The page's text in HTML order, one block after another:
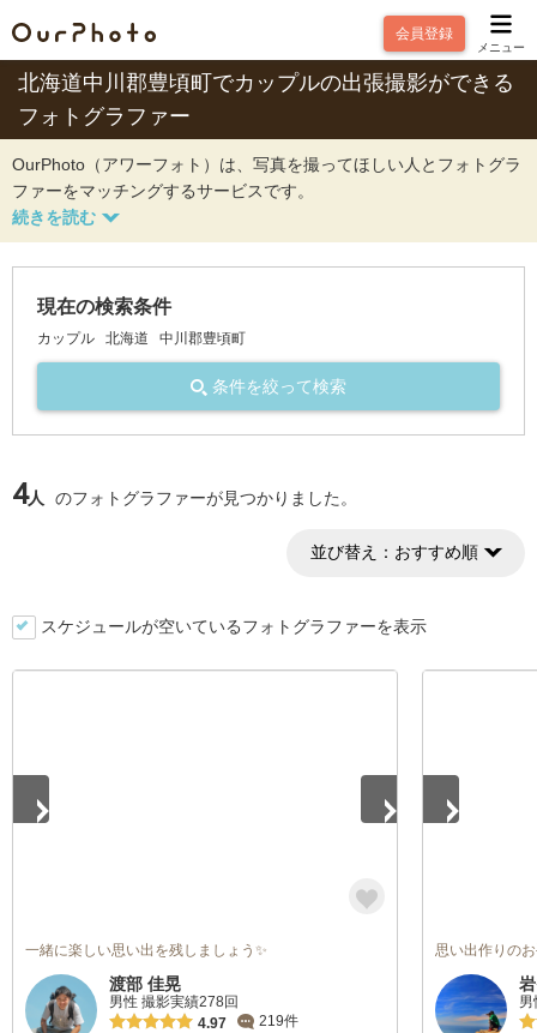
会員登録
メニュー
北海道中川郡豊頃町でカップルの出張撮影ができる
フォトグラファー
OurPhoto（アワーフォト）は、写真を撮ってほしい人とフォトグラ
ファーをマッチングするサービスです。
現在の検索条件
カップル 北海道 中川郡豊頃町
条件を絞って検索
4人 のフォトグラファーが見つかりました。
並び替え： おすすめ順
スケジュールが空いているフォトグラファーを表示
一緒に楽しい思い出を残しましょう✨
渡部 佳晃
男性 撮影実績278回
4.97
219件
思い出作りの